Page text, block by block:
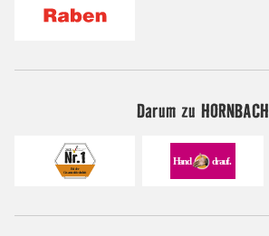
Darum zu HORNBACH